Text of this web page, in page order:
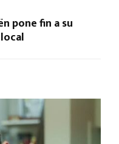
pone fin a su